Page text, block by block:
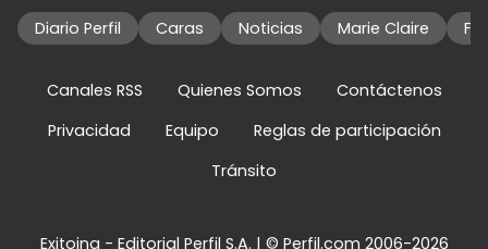
Diario Perfil Caras Noticias Marie Claire
Canales RSS Quienes Somos
Contáctenos
Privacidad
Equipo
Reglas de participación
Tránsito
Exitoina - Editorial Perfil S.A. | © Perfil.com 2006-2026